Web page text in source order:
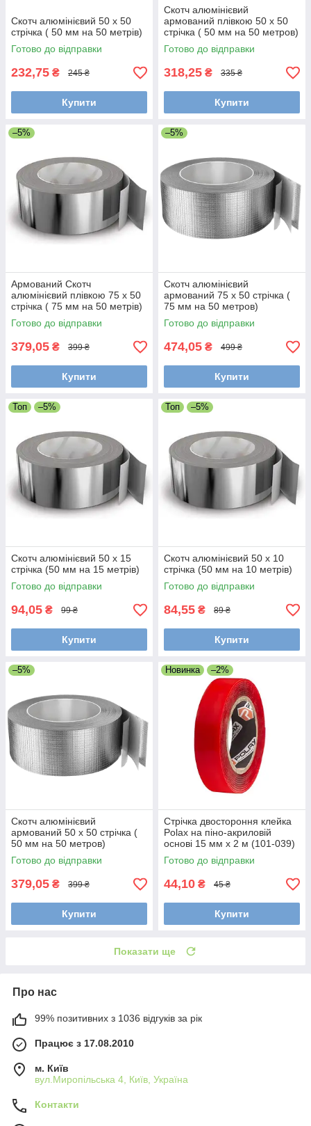
Скотч алюмінієвий 50 х 50
стрічка ( 50 мм на 50 метрів)
Готово до відправки
232,75 ₴ 245 ₴
Купити
Скотч алюмінієвий
армований плівкою 50 х 50
стрічка ( 50 мм на 50 метров)
Готово до відправки
318,25 ₴ 335 ₴
Купити
–5%
Армований Скотч
алюмінієвий плівкою 75 х 50
стрічка ( 75 мм на 50 метрів)
Готово до відправки
379,05 ₴ 399 ₴
Купити
–5%
Скотч алюмінієвий
армований 75 х 50 стрічка (
75 мм на 50 метров)
Готово до відправки
474,05 ₴ 499 ₴
Купити
Топ –5%
Скотч алюмінієвий 50 х 15
стрічка (50 мм на 15 метрів)
Готово до відправки
94,05 ₴ 99 ₴
Купити
Топ –5%
Скотч алюмінієвий 50 х 10
стрічка (50 мм на 10 метрів)
Готово до відправки
84,55 ₴ 89 ₴
Купити
–5%
Скотч алюмінієвий
армований 50 х 50 стрічка (
50 мм на 50 метров)
Готово до відправки
379,05 ₴ 399 ₴
Купити
Новинка –2%
Стрічка двостороння клейка
Polax на піно-акриловій
основі 15 мм х 2 м (101-039)
Готово до відправки
44,10 ₴ 45 ₴
Купити
Показати ще
Про нас
99% позитивних з 1036 відгуків за рік
Працює з 17.08.2010
м. Київ
вул.Миропільська 4, Київ, Україна
Контакти